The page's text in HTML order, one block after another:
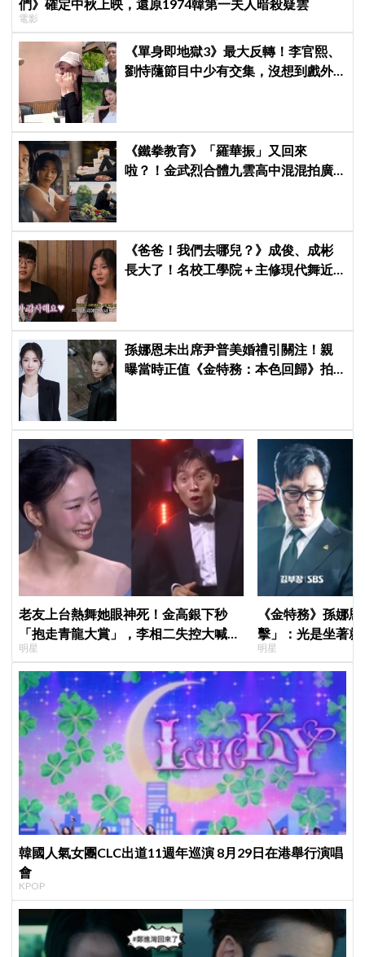
們》確定中秋上映，還原1974韓第一夫人暗殺疑雲
電影
《單身即地獄3》最大反轉！李官熙、
劉恃蘟節目中少有交集，沒想到戲外
《鐵拳教育》「羅華振」又回來
啦？！金武烈合體九雲高中混混拍廣
《爸爸！我們去哪兒？》成俊、成彬
長大了！名校工學院＋主修現代舞近
孫娜恩未出席尹普美婚禮引關注！親
曝當時正值《金特務：本色回歸》拍
老友上台熱舞她眼神死！金高銀下秒
「抱走青龍大賞」，李相二失控大喊
「呀！」真情流露網笑翻
明星
《金特務》孫娜
擊」：光是坐著
明星
韓國人氣女團CLC出道11週年巡演 8月29日在港舉行演唱
會
KPOP